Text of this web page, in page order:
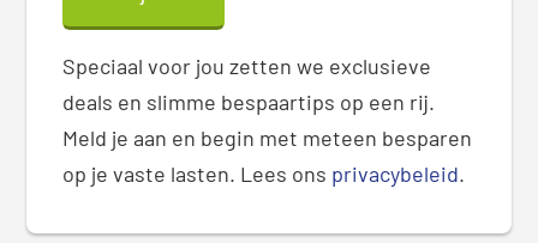
Speciaal voor jou zetten we exclusieve
deals en slimme bespaartips op een rij.
Meld je aan en begin met meteen besparen
op je vaste lasten. Lees ons privacybeleid.